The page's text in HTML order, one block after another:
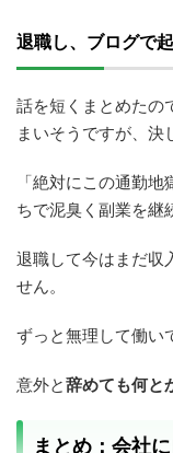
退職し、ブログで
話を短くまとめたの
まいそうですが、決
「絶対にこの通勤
ちで泥臭く副業を継
退職して今はまだ収
せん。
ずっと無理して働い
意外と辞めても何と
まとめ：会社